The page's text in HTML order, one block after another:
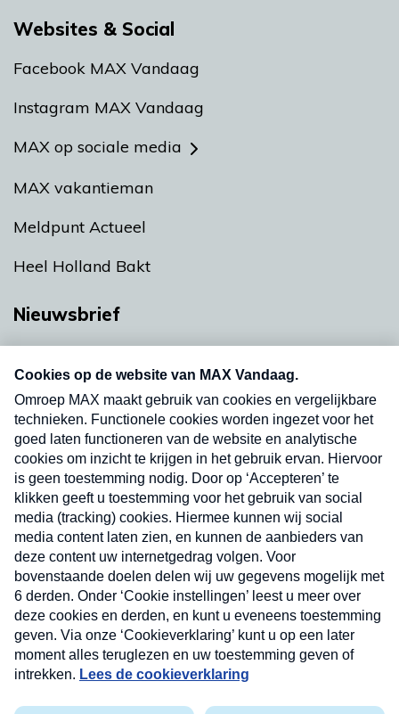
Websites & Social
Facebook MAX Vandaag
Instagram MAX Vandaag
MAX op sociale media
MAX vakantieman
Meldpunt Actueel
Heel Holland Bakt
Nieuwsbrief
nieuwsbrief. Elke vrijdag- en dinsdagochtend in
uw mailbox.
Verzend
Nieuwsbrief
Neem hier een gratis abonnement op onze
nieuwsbrief. Elke vrijdag- en dinsdagochtend in uw